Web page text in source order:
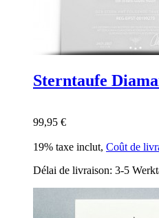
Sterntaufe
99,95 €
19% taxe inclut, Coût de
Délai de livraison: 3-5